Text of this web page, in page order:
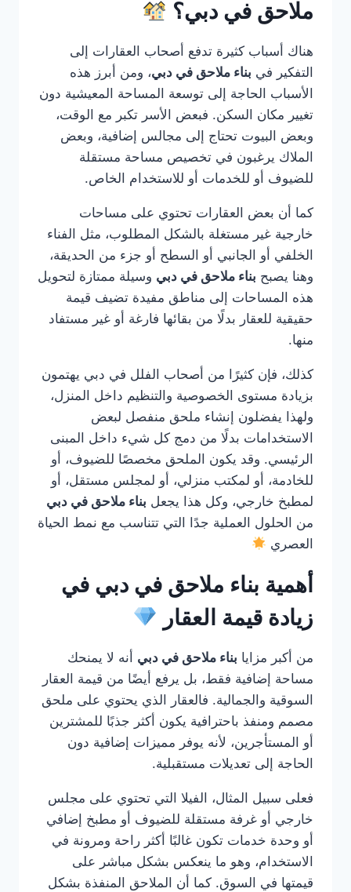
ملاحق في دبي؟
هناك أسباب كثيرة تدفع أصحاب العقارات إلى
التفكير في بناء ملاحق في دبي، ومن أبرز هذه
الأسباب الحاجة إلى توسعة المساحة المعيشية دون
تغيير مكان السكن. فبعض الأسر تكبر مع الوقت،
وبعض البيوت تحتاج إلى مجالس إضافية، وبعض
الملاك يرغبون في تخصيص مساحة مستقلة
للضيوف أو للخدمات أو للاستخدام الخاص.
كما أن بعض العقارات تحتوي على مساحات
خارجية غير مستغلة بالشكل المطلوب، مثل الفناء
الخلفي أو الجانبي أو السطح أو جزء من الحديقة،
وهنا يصبح بناء ملاحق في دبي وسيلة ممتازة لتحويل
هذه المساحات إلى مناطق مفيدة تضيف قيمة
حقيقية للعقار بدلًا من بقائها فارغة أو غير مستفاد
منها.
كذلك، فإن كثيرًا من أصحاب الفلل في دبي يهتمون
بزيادة مستوى الخصوصية والتنظيم داخل المنزل،
ولهذا يفضلون إنشاء ملحق منفصل لبعض
الاستخدامات بدلًا من دمج كل شيء داخل المبنى
الرئيسي. وقد يكون الملحق مخصصًا للضيوف، أو
للخادمة، أو لمكتب منزلي، أو لمجلس مستقل، أو
لمطبخ خارجي، وكل هذا يجعل بناء ملاحق في دبي
من الحلول العملية جدًا التي تتناسب مع نمط الحياة
العصري
أهمية بناء ملاحق في دبي في
زيادة قيمة العقار
من أكبر مزايا بناء ملاحق في دبي أنه لا يمنحك
مساحة إضافية فقط، بل يرفع أيضًا من قيمة العقار
السوقية والجمالية. فالعقار الذي يحتوي على ملحق
مصمم ومنفذ باحترافية يكون أكثر جذبًا للمشترين
أو المستأجرين، لأنه يوفر مميزات إضافية دون
الحاجة إلى تعديلات مستقبلية.
فعلى سبيل المثال، الفيلا التي تحتوي على مجلس
خارجي أو غرفة مستقلة للضيوف أو مطبخ إضافي
أو وحدة خدمات تكون غالبًا أكثر راحة ومرونة في
الاستخدام، وهو ما ينعكس بشكل مباشر على
قيمتها في السوق. كما أن الملاحق المنفذة بشكل